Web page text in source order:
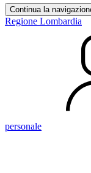
Continua la
Regione Lombardia
personale